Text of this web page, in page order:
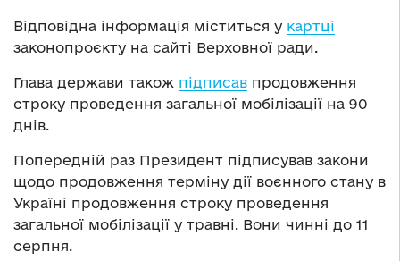
Відповідна інформація міститься у картці
законопроєкту на сайті Верховної ради.
Глава держави також підписав продовження
строку проведення загальної мобілізації на 90
днів.
Попередній раз Президент підписував закони
щодо продовження терміну дії воєнного стану в
Україні продовження строку проведення
загальної мобілізації у травні. Вони чинні до 11
серпня.